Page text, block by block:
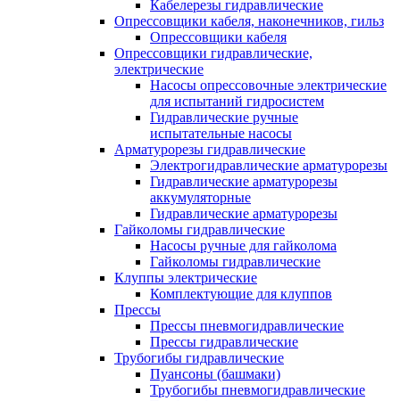
Кабелерезы гидравлические
Опрессовщики кабеля, наконечников, гильз
Опрессовщики кабеля
Опрессовщики гидравлические,
электрические
Насосы опрессовочные электрические
для испытаний гидросистем
Гидравлические ручные
испытательные насосы
Арматурорезы гидравлические
Электрогидравлические арматурорезы
Гидравлические арматурорезы
аккумуляторные
Гидравлические арматурорезы
Гайколомы гидравлические
Насосы ручные для гайколома
Гайколомы гидравлические
Клуппы электрические
Комплектующие для клуппов
Прессы
Прессы пневмогидравлические
Прессы гидравлические
Трубогибы гидравлические
Пуансоны (башмаки)
Трубогибы пневмогидравлические